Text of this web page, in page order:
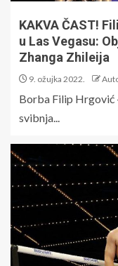
KAKVA ČAST!
u Las Vegasu:
Zhanga Zhileija
9. ožujka 2022.
Borba Filip Hrgović
svibnja...